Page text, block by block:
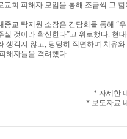
교회 피해자 모임을 통해 조금씩 그
종교 탁지원 소장은 간담회를 통해 “
실 것이라 확신한다”고 위로했다. 현
생각지 않고, 당당히 직면하며 치유
해자들을 격려했다.
* 자세한
* 보도자료